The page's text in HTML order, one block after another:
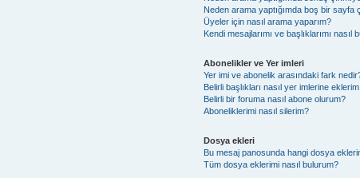
Neden arama yaptığımda boş bir sayfa
Üyeler için nasıl arama yaparım?
Kendi mesajlarımı ve başlıklarımı nasıl
Abonelikler ve Yer imleri
Yer imi ve abonelik arasındaki fark
Belirli başlıkları nasıl yer imlerine
Belirli bir foruma nasıl abone olurum?
Aboneliklerimi nasıl silerim?
Dosya ekleri
Bu mesaj panosunda hangi dosya
Tüm dosya eklerimi nasıl bulurum?